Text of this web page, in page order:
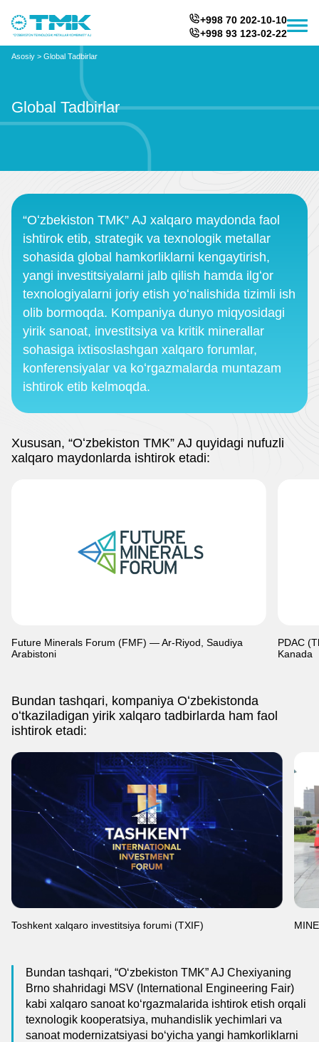
+998 70 202-10-10
+998 93 123-02-22
Asosiy > Global Tadbirlar
Global Tadbirlar
“Oʻzbekiston TMK” AJ xalqaro maydonda faol
ishtirok etib, strategik va texnologik metallar
sohasida global hamkorliklarni kengaytirish,
yangi investitsiyalarni jalb qilish hamda ilgʻor
texnologiyalarni joriy etish yoʻnalishida tizimli ish
olib bormoqda. Kompaniya dunyo miqyosidagi
yirik sanoat, investitsiya va kritik minerallar
sohasiga ixtisoslashgan xalqaro forumlar,
konferensiyalar va koʻrgazmalarda muntazam
ishtirok etib kelmoqda.
Xususan, “Oʻzbekiston TMK” AJ quyidagi nufuzli
xalqaro maydonlarda ishtirok etadi:
Future Minerals Forum (FMF) — Ar-Riyod, Saudiya
Arabistoni
PDAC
Kanada
Bundan tashqari, kompaniya Oʻzbekistonda
oʻtkaziladigan yirik xalqaro tadbirlarda ham faol
ishtirok etadi:
Toshkent xalqaro investitsiya forumi (TXIF)
Bundan tashqari, “Oʻzbekiston TMK” AJ Chexiyaning
Brno shahridagi MSV (International Engineering Fair)
kabi xalqaro sanoat koʻrgazmalarida ishtirok etish orqali
texnologik kooperatsiya, muhandislik yechimlari va
sanoat modernizatsiyasi boʻyicha yangi hamkorliklarni